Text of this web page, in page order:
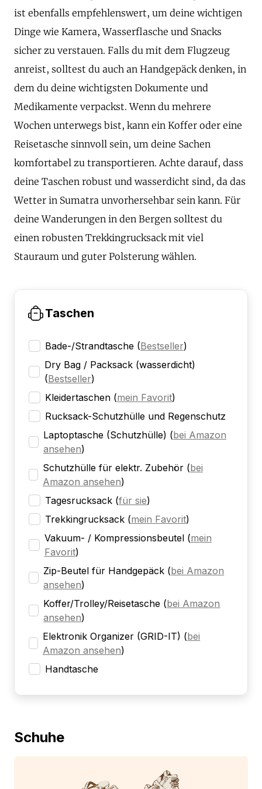
ist ebenfalls empfehlenswert, um deine wichtigen
Dinge wie Kamera, Wasserflasche und Snacks
sicher zu verstauen. Falls du mit dem Flugzeug
anreist, solltest du auch an Handgepäck denken, in
dem du deine wichtigsten Dokumente und
Medikamente verpackst. Wenn du mehrere
Wochen unterwegs bist, kann ein Koffer oder eine
Reisetasche sinnvoll sein, um deine Sachen
komfortabel zu transportieren. Achte darauf, dass
deine Taschen robust und wasserdicht sind, da das
Wetter in Sumatra unvorhersehbar sein kann. Für
deine Wanderungen in den Bergen solltest du
einen robusten Trekkingrucksack mit viel
Stauraum und guter Polsterung wählen.
Taschen
Bade-/Strandtasche (Bestseller)
Dry Bag / Packsack (wasserdicht)
(Bestseller)
Kleidertaschen (mein Favorit)
Rucksack-Schutzhülle und Regenschutz
Laptoptasche (Schutzhülle) (bei Amazon
ansehen)
Schutzhülle für elektr. Zubehör (bei
Amazon ansehen)
Tagesrucksack (für sie)
Trekkingrucksack (mein Favorit)
Vakuum- / Kompressionsbeutel (mein
Favorit)
Zip-Beutel für Handgepäck (bei Amazon
ansehen)
Koffer/Trolley/Reisetasche (bei Amazon
ansehen)
Elektronik Organizer (GRID-IT) (bei
Amazon ansehen)
Handtasche
Schuhe